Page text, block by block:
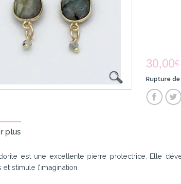
30,00€
Rupture
plus
est une excellente pierre protectrice. Elle
stimule l’imagination.